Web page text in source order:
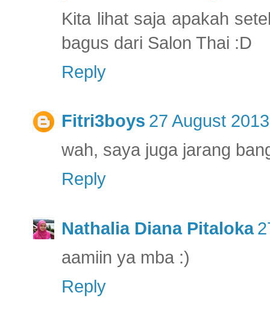
Kita lihat saja apakah
bagus dari Salon Thai :D
Reply
Fitri3boys 27 August
wah, saya juga jarang
Reply
Nathalia Diana Pitaloka
aamiin ya mba :)
Reply